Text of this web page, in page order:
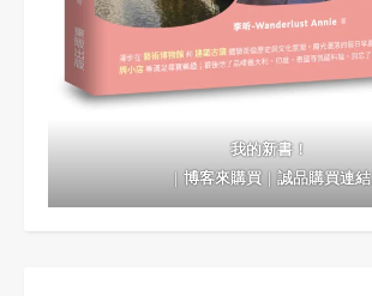
我的新書！
｜博客來購買｜誠品購買連結